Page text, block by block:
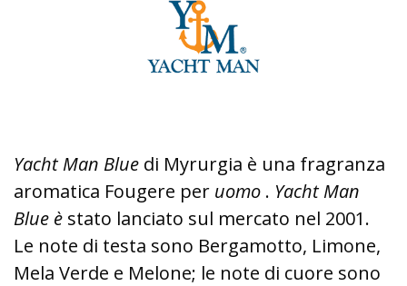
Yacht Man Blue di Myrurgia è una fragranza
aromatica Fougere per uomo . Yacht Man
Blue è stato lanciato sul mercato nel 2001.
Le note di testa sono Bergamotto, Limone,
Mela Verde e Melone; le note di cuore sono